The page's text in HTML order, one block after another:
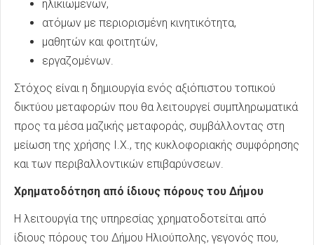
ηλικιωμένων,
ατόμων με περιορισμένη κινητικότητα,
μαθητών και φοιτητών,
εργαζομένων.
Στόχος είναι η δημιουργία ενός αξιόπιστου τοπικού
δικτύου μεταφορών που θα λειτουργεί συμπληρωματικά
προς τα μέσα μαζικής μεταφοράς, συμβάλλοντας στη
μείωση της χρήσης Ι.Χ., της κυκλοφοριακής συμφόρησης
και των περιβαλλοντικών επιβαρύνσεων.
Χρηματοδότηση από ίδιους πόρους του Δήμου
Η λειτουργία της υπηρεσίας χρηματοδοτείται από
ίδιους πόρους του Δήμου Ηλιούπολης, γεγονός που,